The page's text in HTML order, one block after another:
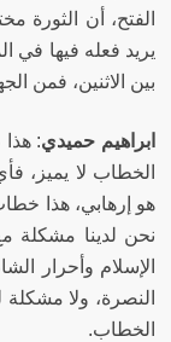
الفتح، أن الثورة
يريد فعله فيها في
بين الاثنين، فمن
ابراهيم حميدي:
الخطاب لا يميز،
هو إرهابي، هذا
نحن لدينا مشكلة
الإسلام وأحرار
النصرة، ولا
الخطاب.